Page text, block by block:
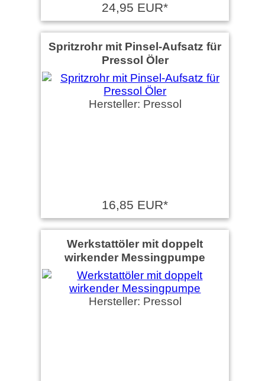
24,95 EUR*
Spritzrohr mit Pinsel-Aufsatz für
Pressol Öler
Hersteller: Pressol
16,85 EUR*
Werkstattöler mit doppelt
wirkender Messingpumpe
Hersteller: Pressol